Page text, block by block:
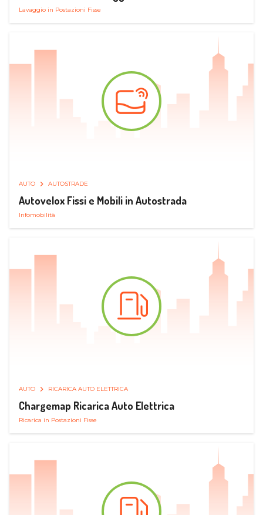
Lavaggio in Postazioni Fisse
AUTO AUTOSTRADE
Autovelox Fissi e Mobili in Autostrada
Infomobilità
AUTO RICARICA AUTO ELETTRICA
Chargemap Ricarica Auto Elettrica
Ricarica in Postazioni Fisse